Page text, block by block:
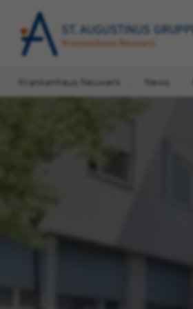
Krankenhaus Neuwerk News